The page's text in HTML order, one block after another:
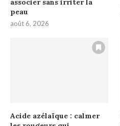
associer sans irriter la
peau
août 6, 2026
Acide azélaïque : calmer